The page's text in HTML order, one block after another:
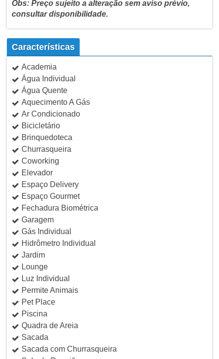
Obs: Preço sujeito a alteração sem aviso prévio,
consultar disponibilidade.
Características
Academia
Água Individual
Água Quente
Aquecimento A Gás
Ar Condicionado
Bicicletário
Brinquedoteca
Churrasqueira
Coworking
Elevador
Espaço Delivery
Espaço Gourmet
Fechadura Biométrica
Garagem
Gás Individual
Hidrômetro Individual
Jardim
Lounge
Luz Individual
Permite Animais
Pet Place
Piscina
Quadra de Areia
Sacada
Sacada com Churrasqueira